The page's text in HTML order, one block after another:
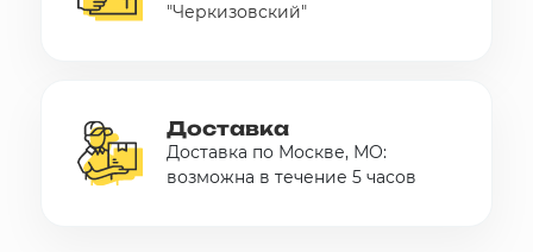
"Черкизовский"
Доставка
Доставка по Москве, МО:
возможна в течение 5 часов